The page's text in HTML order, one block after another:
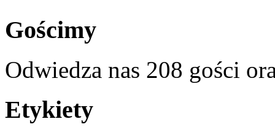
Gościmy
Odwiedza nas 208 gości
Etykiety